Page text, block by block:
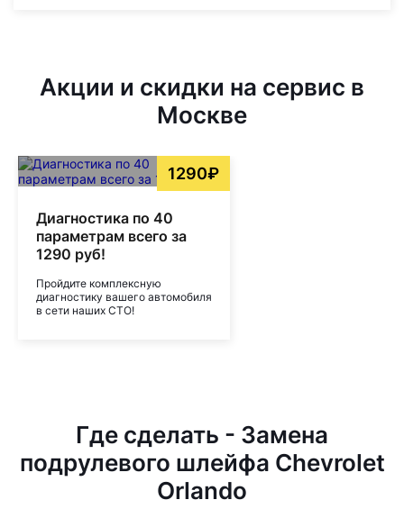
Акции и скидки на сервис в
Москве
1290₽
Диагностика по 40
параметрам всего за
1290 руб!
Пройдите комплексную
диагностику вашего автомобиля
в сети наших СТО!
Где сделать - Замена
подрулевого шлейфа Chevrolet
Orlando